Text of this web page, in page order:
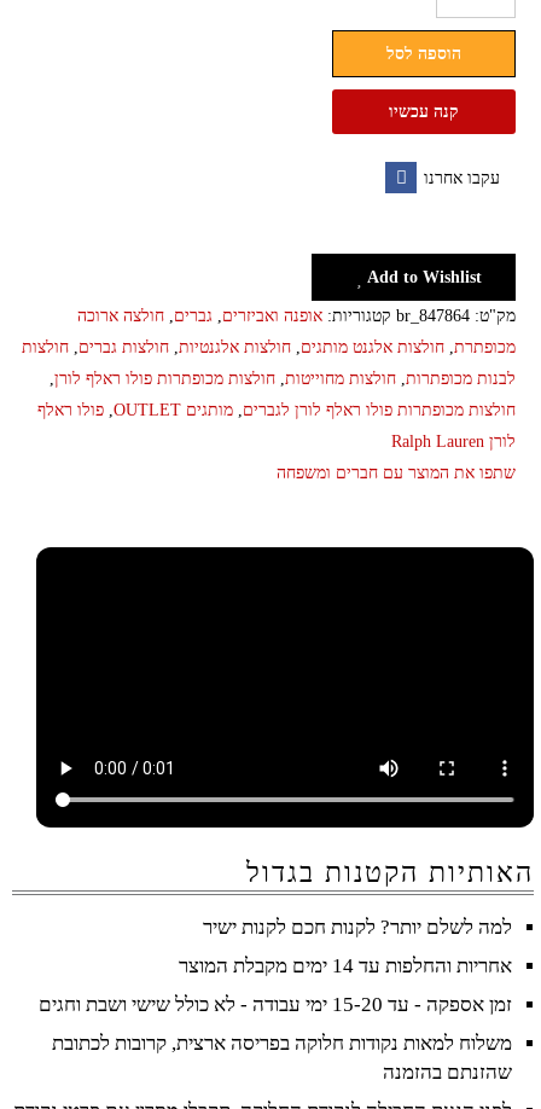
חולצה
מכופתרת
שרוולים
ראלף
Lauren
הוספה לסל
קנה עכשיו
עקבו אחרנו
Add to Wishlist
מק"ט: br_847864 קטגוריות: אופנה ואביזרים גברים חולצה ארוכה
מכופתרת חולצות אלגנט מותגים חולצות אלגנטיות חולצות גברים חולצות
לבנות מכופתרות חולצות מחוייטות חולצות מכופתרות פולו ראלף לורן
חולצות מכופתרות פולו ראלף לורן לגברים מותגים OUTLET
פולו ראלף
לורן Ralph Lauren
שתפו את המוצר עם חברים ומשפחה
האותיות הקטנות בגדול
למה לשלם יותר? לקנות חכם לקנות ישיר
אחריות והחלפות עד 14 ימים מקבלת המוצר
זמן אספקה - עד 15-20 ימי עבודה - לא כולל שישי ושבת וחגים
משלוח למאות נקודות חלוקה בפריסה ארצית, קרובות לכתובת
שהזנתם בהזמנה